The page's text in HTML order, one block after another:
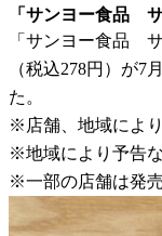
「サンヨー食品
「サンヨー食品
（税込278円）が7
た。
※店舗、地域によ
※地域により予告
※一部の店舗は発